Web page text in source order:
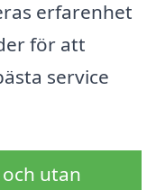
erfarenhet
för att
service
utan